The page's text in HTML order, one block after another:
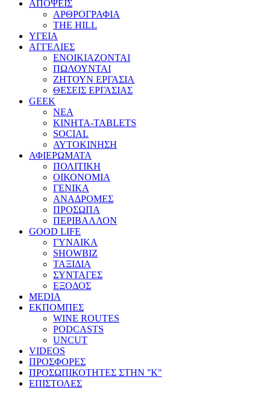
ΑΠΟΨΕΙΣ
ΑΡΘΡΟΓΡΑΦΙΑ
THE HILL
ΥΓΕΙΑ
ΑΓΓΕΛΙΕΣ
ΕΝΟΙΚΙΑΖΟΝΤΑΙ
ΠΩΛΟΥΝΤΑΙ
ΖΗΤΟΥΝ ΕΡΓΑΣΙΑ
ΘΕΣΕΙΣ ΕΡΓΑΣΙΑΣ
GEEK
ΝΕΑ
ΚΙΝΗΤΑ-TABLETS
SOCIAL
ΑΥΤΟΚΙΝΗΣΗ
ΑΦΙΕΡΩΜΑΤΑ
ΠΟΛΙΤΙΚΗ
ΟΙΚΟΝΟΜΙΑ
ΓΕΝΙΚΑ
ΑΝΑΔΡΟΜΕΣ
ΠΡΟΣΩΠΑ
ΠΕΡΙΒΑΛΛΟΝ
GOOD LIFE
ΓΥΝΑΙΚΑ
SHOWBIZ
ΤΑΞΙΔΙΑ
ΣΥΝΤΑΓΕΣ
ΕΞΟΔΟΣ
MEDIA
ΕΚΠΟΜΠΕΣ
WINE ROUTES
PODCASTS
UNCUT
VIDEOS
ΠΡΟΣΦΟΡΕΣ
ΠΡΟΣΩΠΙΚΟΤΗΤΕΣ ΣΤΗΝ ''Κ''
ΕΠΙΣΤΟΛΕΣ